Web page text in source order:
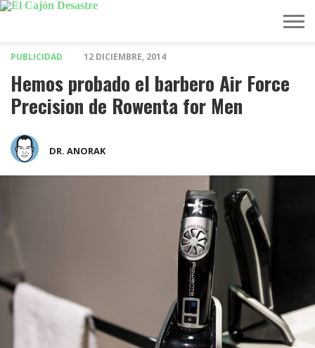
PUBLICIDAD 12 DICIEMBRE, 2014
Hemos probado el barbero Air Force
Precision de Rowenta for Men
DR. ANORAK